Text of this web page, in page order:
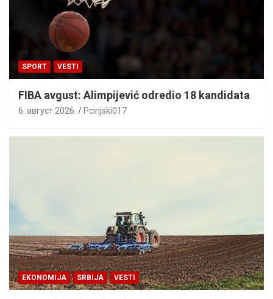
SPORT VESTI
FIBA avgust: Alimpijević odredio 18 kandidata
6. август 2026. Pcinjski017
EKONOMIJA SRBIJA VESTI